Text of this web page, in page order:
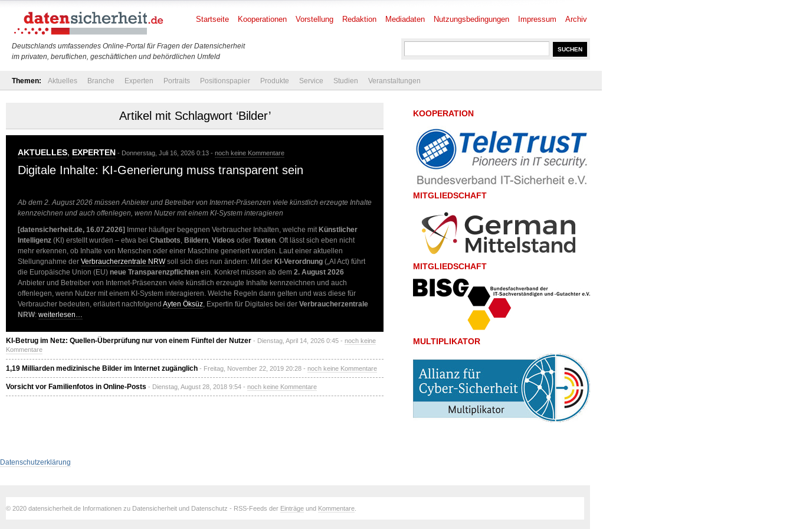
Deutschlands umfassendes Online-Portal für Fragen der Datensicherheit
im privaten, beruflichen, geschäftlichen und behördlichen Umfeld
Startseite Kooperationen Vorstellung Redaktion Mediadaten Nutzungsbedingungen Impressum Archiv
Themen: Aktuelles Branche Experten Portraits Positionspapier Produkte Service Studien Veranstaltungen
Artikel mit Schlagwort ‘Bilder’
AKTUELLES, EXPERTEN - Donnerstag, Juli 16, 2026 0:13 - noch keine Kommentare
Digitale Inhalte: KI-Generierung muss transparent sein
Ab dem 2. August 2026 müssen Anbieter und Betreiber von Internet-Präsenzen viele künstlich erzeugte Inhalte
kennzeichnen und auch offenlegen, wenn Nutzer mit einem KI-System interagieren
[datensicherheit.de, 16.07.2026] Immer häufiger begegnen Verbraucher Inhalten, welche mitKünstlicher
Intelligenz (KI) erstellt wurden – etwa bei Chatbots, Bildern, Videos oder Texten. Oft lässt sich eben nicht
mehr erkennen, ob Inhalte von Menschen oder einer Maschine generiert wurden. Laut einer aktuellen
Stellungnahme der Verbraucherzentrale NRWsoll sich dies nun ändern: Mit der KI-Verordnung („AI Act) führt
die Europäische Union (EU) neue Transparenzpflichten ein. Konkret müssen ab dem 2. August 2026
Anbieter und Betreiber von Internet-Präsenzen viele künstlich erzeugte Inhalte kennzeichnen und auch
offenlegen, wenn Nutzer mit einem KI-System interagieren. Welche Regeln dann gelten und was diese für
Verbraucher bedeuten, erläutert nachfolgend Ayten Öksüz, Expertin für Digitales bei der Verbraucherzentrale
NRW: weiterlesen…
KI-Betrug im Netz: Quellen-Überprüfung nur von einem Fünftel der Nutzer - Dienstag, April 14, 2026 0:45 - noch keine
Kommentare
1,19 Milliarden medizinische Bilder im Internet zugänglich - Freitag, November 22, 2019 20:28 - noch keine Kommentare
Vorsicht vor Familienfotos in Online-Posts - Dienstag, August 28, 2018 9:54 - noch keine Kommentare
KOOPERATION
MITGLIEDSCHAFT
MITGLIEDSCHAFT
MULTIPLIKATOR
Datenschutzerklärung
© 2020 datensicherheit.de Informationen zu Datensicherheit und Datenschutz - RSS-Feeds der Einträge und Kommentare